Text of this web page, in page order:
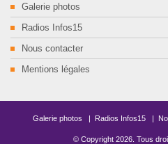
Galerie photos
Radios Infos15
Nous contacter
Mentions légales
Galerie photos | Radios Infos15 |
© Copyright 2026 . Tous